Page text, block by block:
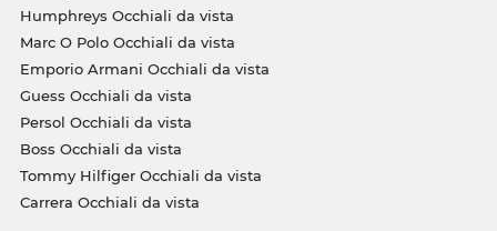
Humphreys Occhiali da vista
Marc O Polo Occhiali da vista
Emporio Armani Occhiali da vista
Guess Occhiali da vista
Persol Occhiali da vista
Boss Occhiali da vista
Tommy Hilfiger Occhiali da vista
Carrera Occhiali da vista